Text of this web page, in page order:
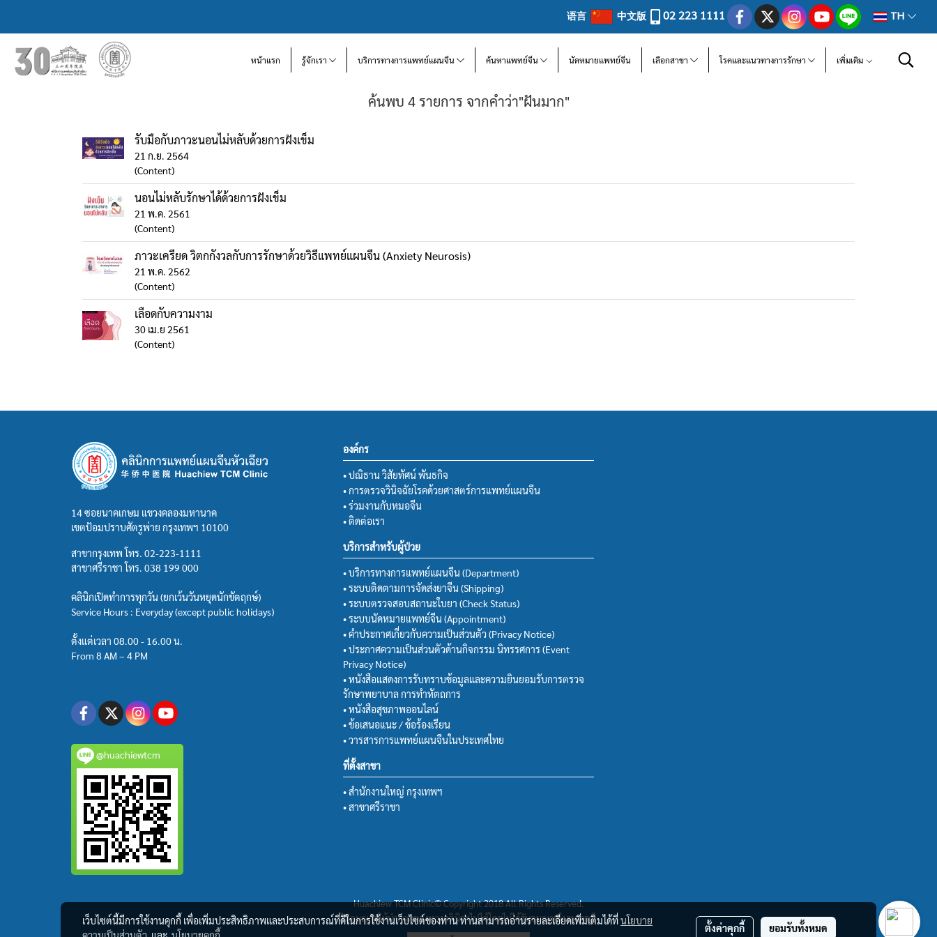
语言 中文版 02 223 1111 TH
หน้าแรก รู้จักเรา บริการทางการแพทย์แผนจีน ค้นหาแพทย์จีน นัดหมายแพทย์จีน เลือกสาขา โรคและแนวทางการรักษา เพิ่มเติม
ค้นพบ 4 รายการ จากคำว่า"ฝันมาก"
รับมือกับภาวะนอนไม่หลับด้วยการฝังเข็ม
21 ก.ย. 2564
(Content)
นอนไม่หลับรักษาได้ด้วยการฝังเข็ม
21 พ.ค. 2561
(Content)
ภาวะเครียด วิตกกังวลกับการรักษาด้วยวิธีแพทย์แผนจีน (Anxiety Neurosis)
21 พ.ค. 2562
(Content)
เลือดกับความงาม
30 เม.ย 2561
(Content)
14 ซอยนาคเกษม แขวงคลองมหานาค
เขตป้อมปราบศัตรูพ่าย กรุงเทพฯ 10100
สาขากรุงเทพ โทร. 02-223-1111
สาขาศรีราชา โทร. 038 199 000
คลินิกเปิดทำการทุกวัน (ยกเว้นวันหยุดนักขัตฤกษ์)
Service Hours : Everyday (except public holidays)
ตั้งแต่เวลา 08.00 - 16.00 น.
From 8 AM – 4 PM
@huachiewtcm
องค์กร
• ปณิธาน วิสัยทัศน์ พันธกิจ
• การตรวจวินิจฉัยโรคด้วยศาสตร์การแพทย์แผนจีน
• ร่วมงานกับหมอจีน
• ติดต่อเรา
บริการสำหรับผู้ป่วย
• บริการทางการแพทย์แผนจีน (Department)
• ระบบติดตามการจัดส่งยาจีน (Shipping)
• ระบบตรวจสอบสถานะใบยา (Check Status)
• ระบบนัดหมายแพทย์จีน (Appointment)
• คำประกาศเกี่ยวกับความเป็นส่วนตัว (Privacy Notice)
• ประกาศความเป็นส่วนตัวด้านกิจกรรม นิทรรศการ (Event
Privacy Notice)
• หนังสือแสดงการรับทราบข้อมูลและความยินยอมรับการตรวจ
รักษาพยาบาล การทำหัตถการ
• หนังสือสุขภาพออนไลน์
• ข้อเสนอแนะ / ข้อร้องเรียน
• วารสารการแพทย์แผนจีนในประเทศไทย
ที่ตั้งสาขา
• สำนักงานใหญ่ กรุงเทพฯ
• สาขาศรีราชา
Huachiew TCM Clinic© Copyright 2018 All Rights Reserved.
ไม่อนุญาตให้นำภาพของทางคลินิกฯไปใช้โดยไม่ได้รับอนุญาตในทุกกรณี
เว็บไซต์นี้มีการใช้งานคุกกี้ เพื่อเพิ่มประสิทธิภาพและประสบการณ์ที่ดีในการใช้งานเว็บไซต์ของท่าน ท่านสามารถอ่านรายละเอียดเพิ่มเติมได้ที่นโยบาย
ตั้งค่าคุกกี้ ยอมรับทั้งหมด